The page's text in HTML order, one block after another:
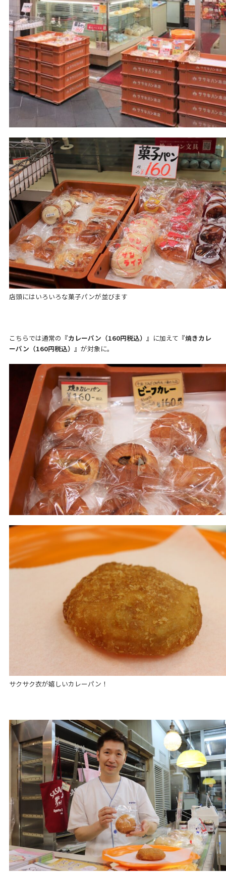
店頭にはいろいろな菓子パンが並びます
こちらでは通常の 『カレーパン（160円税込）』 に加えて 『焼きカレ
ーパン（160円税込）』 が対象に。
サクサク衣が嬉しいカレーパン！